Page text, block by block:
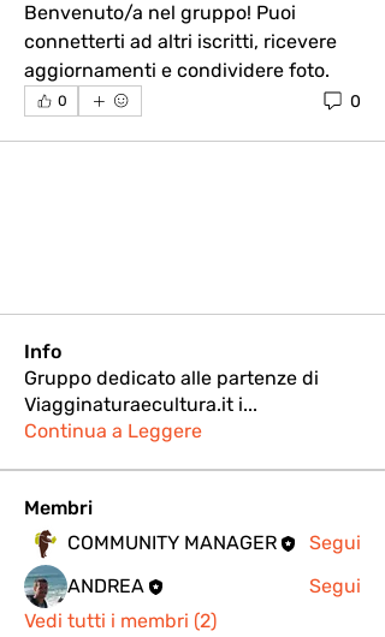
Benvenuto/a nel gruppo! Puoi
connetterti ad altri iscritti, ricevere
aggiornamenti e condividere foto.
0 0
Info
Gruppo dedicato alle partenze di
Viagginaturaecultura.it i...
Continua a Leggere
Membri
COMMUNITY MANAGER
Segui
ANDREA
Segui
Vedi tutti i membri (2)